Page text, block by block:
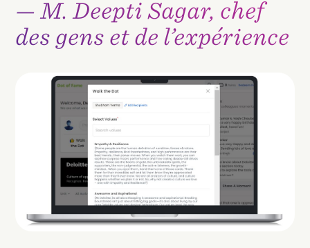
— M. Deepti Sagar, chef
des gens et de l’expérience